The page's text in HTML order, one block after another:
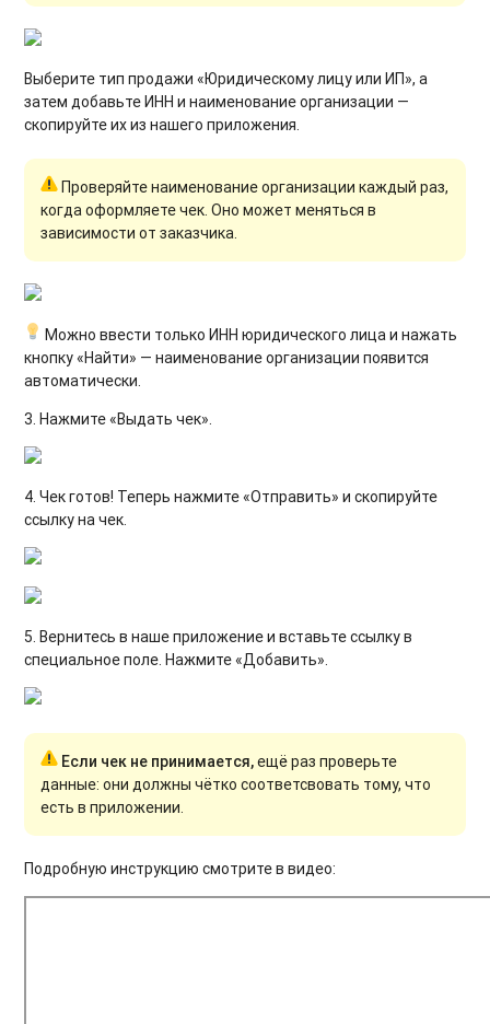
Выберите тип продажи «Юридическому лицу или ИП», а
затем добавьте ИНН и наименование организации —
скопируйте их из нашего приложения.
Проверяйте наименование организации каждый раз,
когда оформляете чек. Оно может меняться в
зависимости от заказчика.
Можно ввести только ИНН юридического лица и нажать
кнопку «Найти» — наименование организации появится
автоматически.
3. Нажмите «Выдать чек».
4. Чек готов! Теперь нажмите «Отправить» и скопируйте
ссылку на чек.
5. Вернитесь в наше приложение и вставьте ссылку в
специальное поле. Нажмите «Добавить».
Если чек не принимается,ещё раз проверьте
данные: они должны чётко соответсвовать тому, что
есть в приложении.
Подробную инструкцию смотрите в видео: